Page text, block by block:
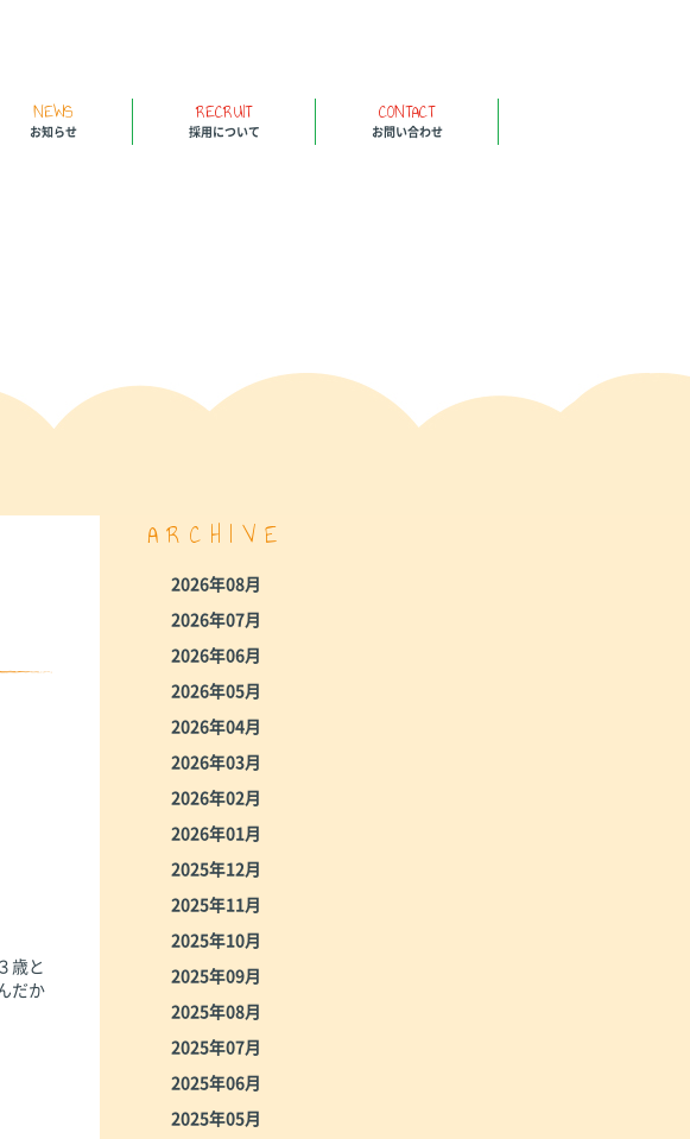
NEWS
お知らせ
RECRUIT
採用について
CONTACT
お問い合わせ
歳と
だか
ARCHIVE
2026年08月
2026年07月
2026年06月
2026年05月
2026年04月
2026年03月
2026年02月
2026年01月
2025年12月
2025年11月
2025年10月
2025年09月
2025年08月
2025年07月
2025年06月
2025年05月